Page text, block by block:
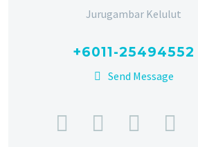
Jurugambar Kelulut
+6011-25494552
Send Message